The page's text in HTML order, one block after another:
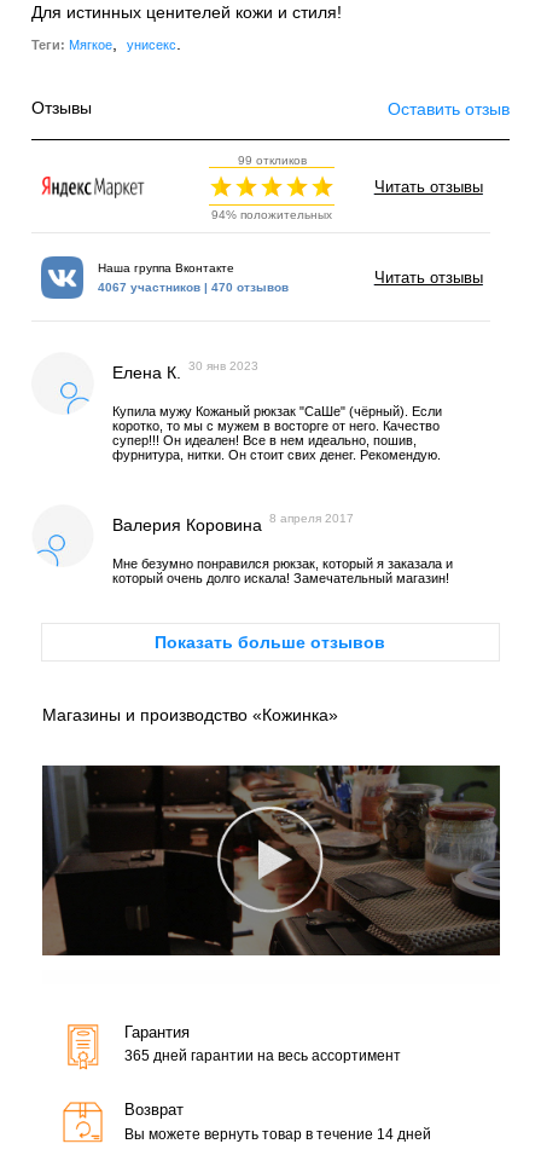
Для истинных ценителей кожи и стиля!
Теги: Мягкое унисекс
Отзывы Оставить отзыв
99 откликов
94% положительных
Читать отзывы
Наша группа Вконтакте
4067 участников | 470 отзывов
Читать отзывы
Елена К. 30 янв 2023
Купила мужу Кожаный рюкзак "СаШе" (чёрный). Если
коротко, то мы с мужем в восторге от него. Качество
супер!!! Он идеален! Все в нем идеально, пошив,
фурнитура, нитки. Он стоит свих денег. Рекомендую.
Валерия Коровина 8 апреля 2017
Мне безумно понравился рюкзак, который я заказала и
который очень долго искала! Замечательный магазин!
Показать больше отзывов
Магазины и производство «Кожинка»
Гарантия
365 дней гарантии на весь ассортимент
Возврат
Вы можете вернуть товар в течение 14 дней